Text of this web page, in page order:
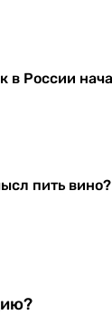
в России
пить